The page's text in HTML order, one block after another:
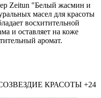
Zeitun "Белый жасмин и
масел для красоты
восхитительной
и оставляет на коже
аромат.
СОЗВЕЗДИЕ КРАСОТЫ +24